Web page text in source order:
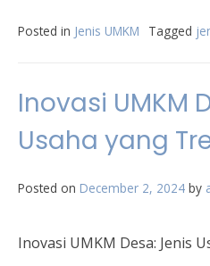
Posted in Jenis UMKM Tagged
Inovasi UMKM
Usaha yang
Posted on December 2, 2024 by
Inovasi UMKM Desa: Jenis